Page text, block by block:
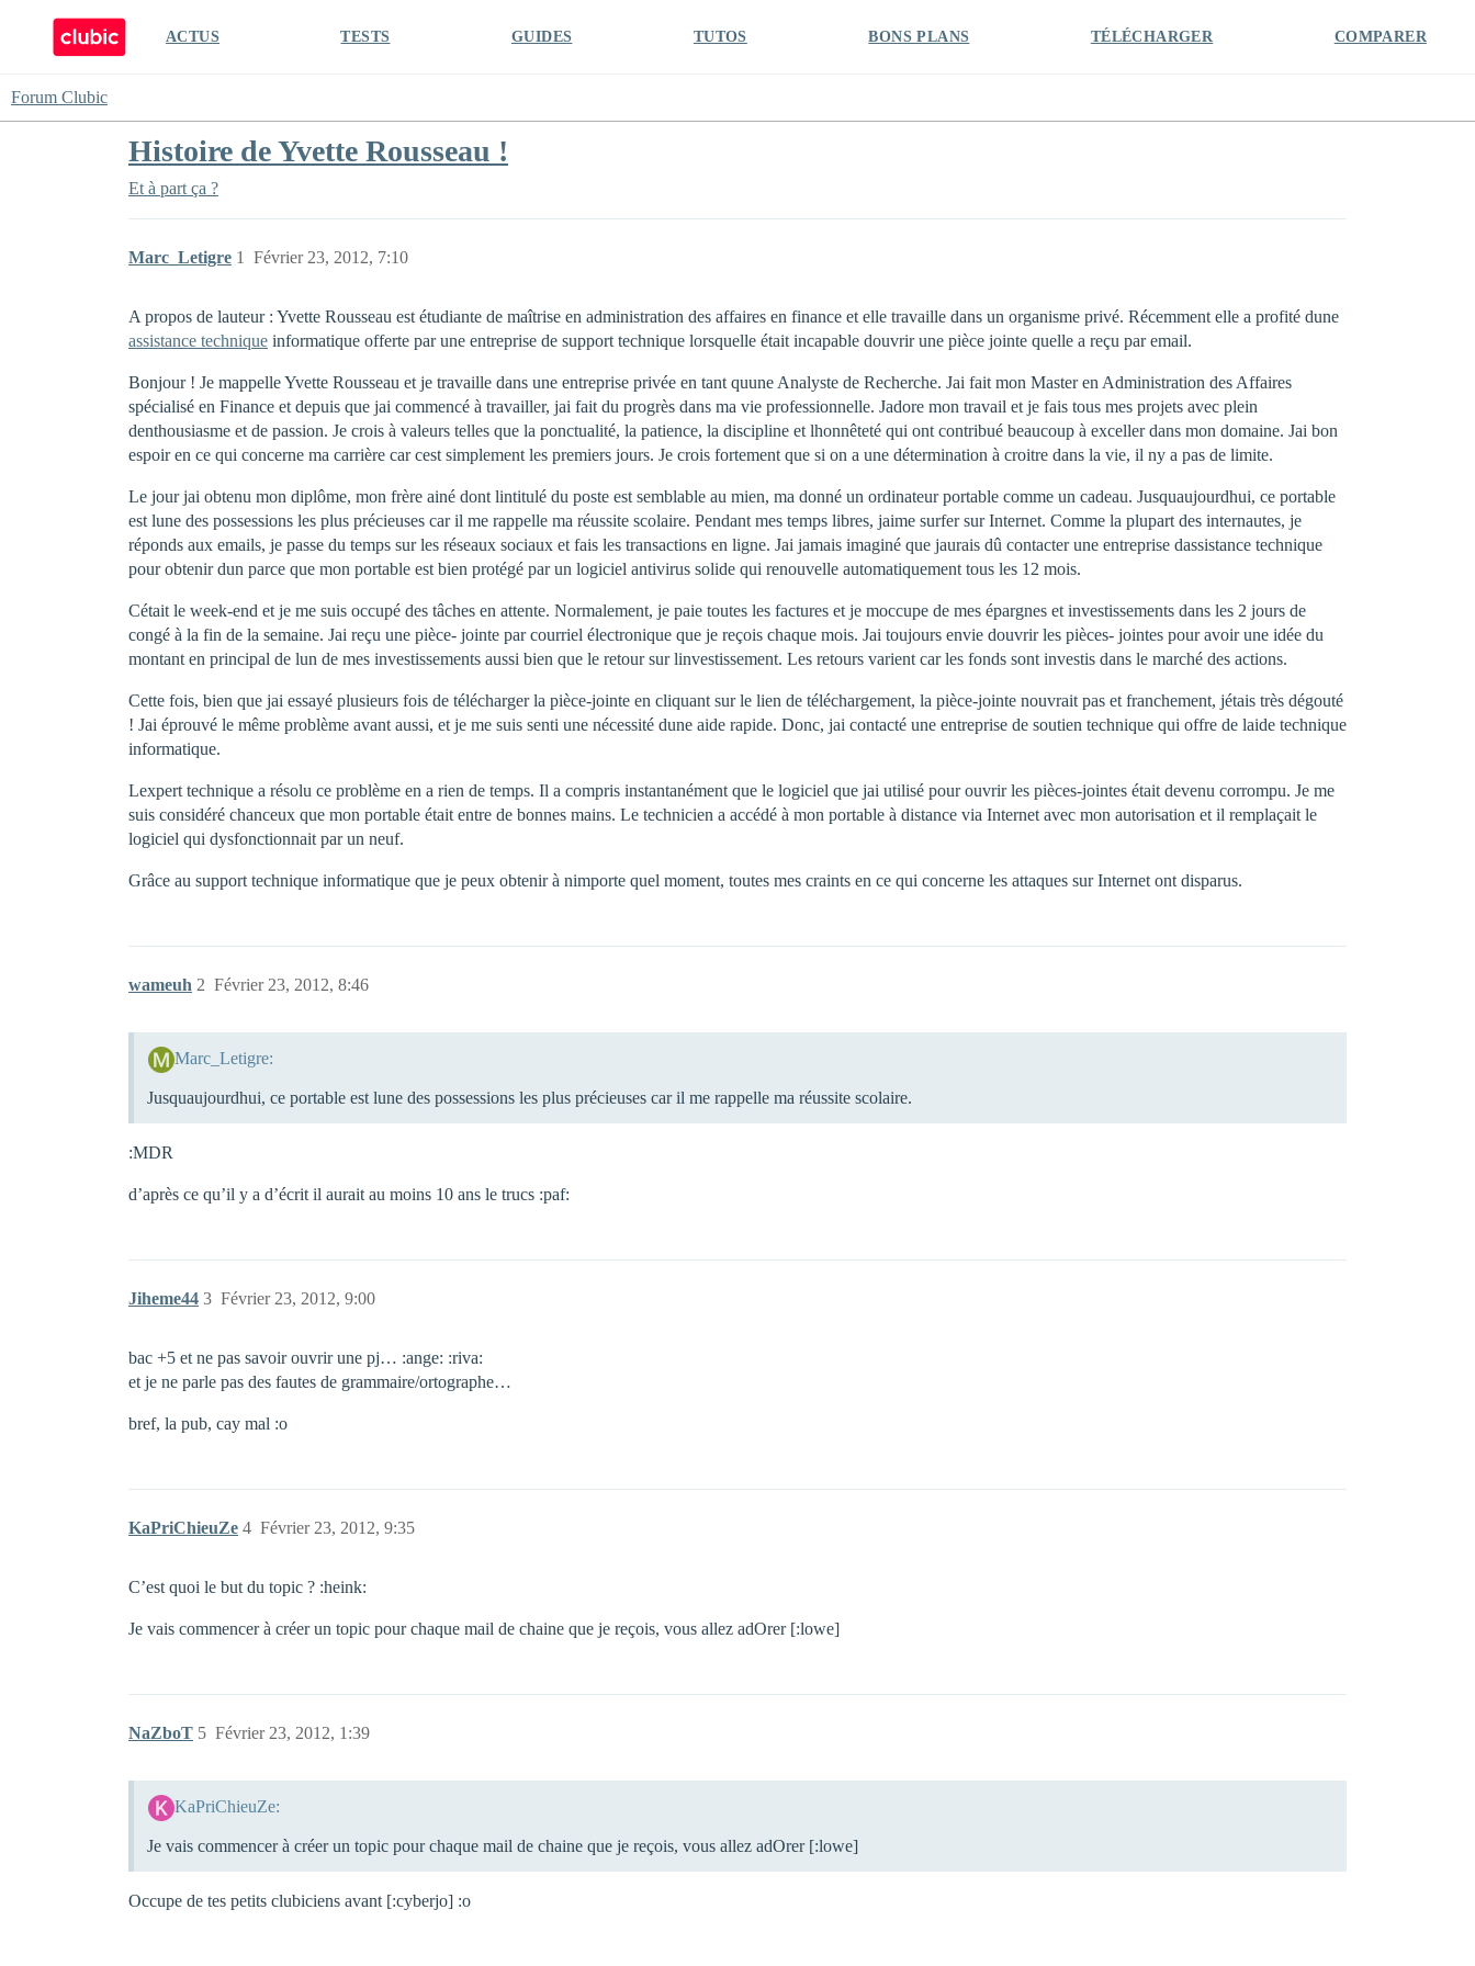
ACTUS TESTS GUIDES TUTOS BONS PLANS TÉLÉCHARGER COMPARER
Forum Clubic
Histoire de Yvette Rousseau !
Et à part ça ?
Marc_Letigre Février 23, 2012, 7:10
1
A propos de lauteur : Yvette Rousseau est étudiante de maîtrise en administration des affaires en finance et elle travaille dans un organisme privé. Récemment elle a profité dune
assistance technique informatique offerte par une entreprise de support technique lorsquelle était incapable douvrir une pièce jointe quelle a reçu par email.
Bonjour ! Je mappelle Yvette Rousseau et je travaille dans une entreprise privée en tant quune Analyste de Recherche. Jai fait mon Master en Administration des Affaires
spécialisé en Finance et depuis que jai commencé à travailler, jai fait du progrès dans ma vie professionnelle. Jadore mon travail et je fais tous mes projets avec plein
denthousiasme et de passion. Je crois à valeurs telles que la ponctualité, la patience, la discipline et lhonnêteté qui ont contribué beaucoup à exceller dans mon domaine. Jai bon
espoir en ce qui concerne ma carrière car cest simplement les premiers jours. Je crois fortement que si on a une détermination à croitre dans la vie, il ny a pas de limite.
Le jour jai obtenu mon diplôme, mon frère ainé dont lintitulé du poste est semblable au mien, ma donné un ordinateur portable comme un cadeau. Jusquaujourdhui, ce portable
est lune des possessions les plus précieuses car il me rappelle ma réussite scolaire. Pendant mes temps libres, jaime surfer sur Internet. Comme la plupart des internautes, je
réponds aux emails, je passe du temps sur les réseaux sociaux et fais les transactions en ligne. Jai jamais imaginé que jaurais dû contacter une entreprise dassistance technique
pour obtenir dun parce que mon portable est bien protégé par un logiciel antivirus solide qui renouvelle automatiquement tous les 12 mois.
Cétait le week-end et je me suis occupé des tâches en attente. Normalement, je paie toutes les factures et je moccupe de mes épargnes et investissements dans les 2 jours de
congé à la fin de la semaine. Jai reçu une pièce- jointe par courriel électronique que je reçois chaque mois. Jai toujours envie douvrir les pièces- jointes pour avoir une idée du
montant en principal de lun de mes investissements aussi bien que le retour sur linvestissement. Les retours varient car les fonds sont investis dans le marché des actions.
Cette fois, bien que jai essayé plusieurs fois de télécharger la pièce-jointe en cliquant sur le lien de téléchargement, la pièce-jointe nouvrait pas et franchement, jétais très dégouté
! Jai éprouvé le même problème avant aussi, et je me suis senti une nécessité dune aide rapide. Donc, jai contacté une entreprise de soutien technique qui offre de laide technique
informatique.
Lexpert technique a résolu ce problème en a rien de temps. Il a compris instantanément que le logiciel que jai utilisé pour ouvrir les pièces-jointes était devenu corrompu. Je me
suis considéré chanceux que mon portable était entre de bonnes mains. Le technicien a accédé à mon portable à distance via Internet avec mon autorisation et il remplaçait le
logiciel qui dysfonctionnait par un neuf.
Grâce au support technique informatique que je peux obtenir à nimporte quel moment, toutes mes craints en ce qui concerne les attaques sur Internet ont disparus.
wameuh Février 23, 2012, 8:46
2
Marc_Letigre:
Jusquaujourdhui, ce portable est lune des possessions les plus précieuses car il me rappelle ma réussite scolaire.
:MDR
d’après ce qu’il y a d’écrit il aurait au moins 10 ans le trucs :paf:
Jiheme44 Février 23, 2012, 9:00
3
bac +5 et ne pas savoir ouvrir une pj… :ange: :riva:
et je ne parle pas des fautes de grammaire/ortographe…
bref, la pub, cay mal :o
KaPriChieuZe Février 23, 2012, 9:35
4
C’est quoi le but du topic ? :heink:
Je vais commencer à créer un topic pour chaque mail de chaine que je reçois, vous allez adOrer [:lowe]
NaZboT Février 23, 2012, 1:39
5
KaPriChieuZe:
Je vais commencer à créer un topic pour chaque mail de chaine que je reçois, vous allez adOrer [:lowe]
Occupe de tes petits clubiciens avant [:cyberjo] :o